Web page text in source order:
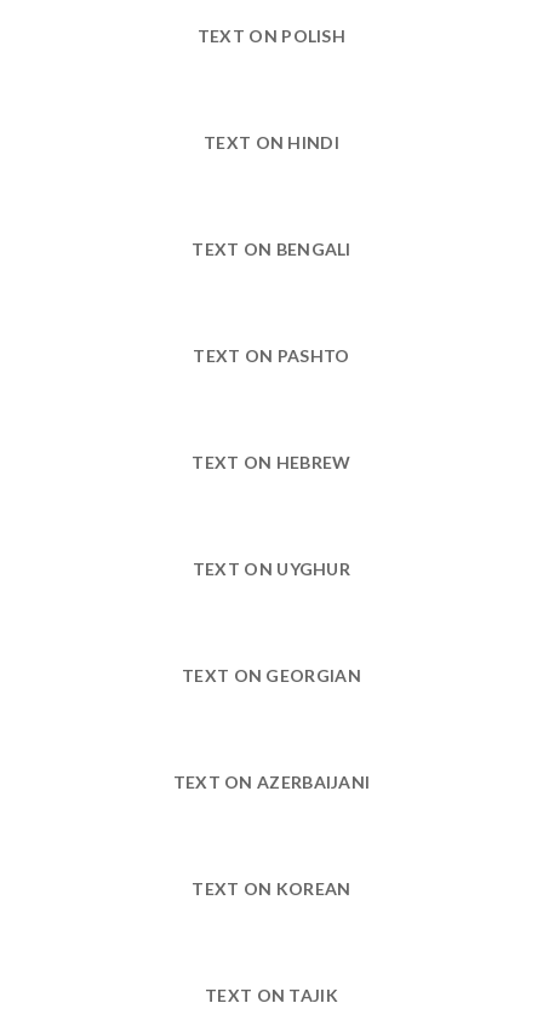
TEXT ON POLISH
TEXT ON HINDI
TEXT ON BENGALI
TEXT ON PASHTO
TEXT ON HEBREW
TEXT ON UYGHUR
TEXT ON GEORGIAN
TEXT ON AZERBAIJANI
TEXT ON KOREAN
TEXT ON TAJIK